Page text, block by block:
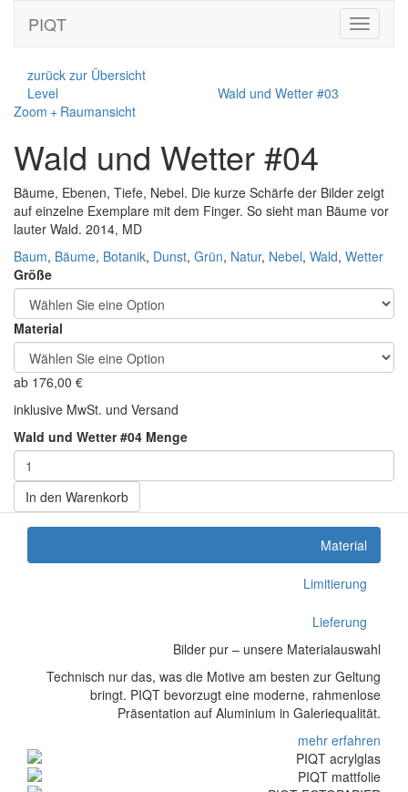
Toggle
PIQT
zurück zur Übersicht
Level
Wald und Wetter #03
Zoom + Raumansicht
Wald und Wetter #04
Bäume, Ebenen, Tiefe, Nebel. Die kurze Schärfe der Bilder zeigt
auf einzelne Exemplare mit dem Finger. So sieht man Bäume vor
lauter Wald. 2014, MD
Baum, Bäume, Botanik, Dunst, Grün, Natur, Nebel, Wald, Wetter
Größe
Material
ab 176,00 €
inklusive MwSt. und Versand
Wald und Wetter #04 Menge
In den Warenkorb
Material
Limitierung
Lieferung
Bilder pur – unsere Materialauswahl
Technisch nur das, was die Motive am besten zur Geltung
bringt. PIQT bevorzugt eine moderne, rahmenlose
Präsentation auf Aluminium in Galeriequalität.
mehr erfahren